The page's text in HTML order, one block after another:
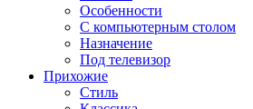
Особенности
С компьютерным столом
Назначение
Под телевизор
Прихожие
Стиль